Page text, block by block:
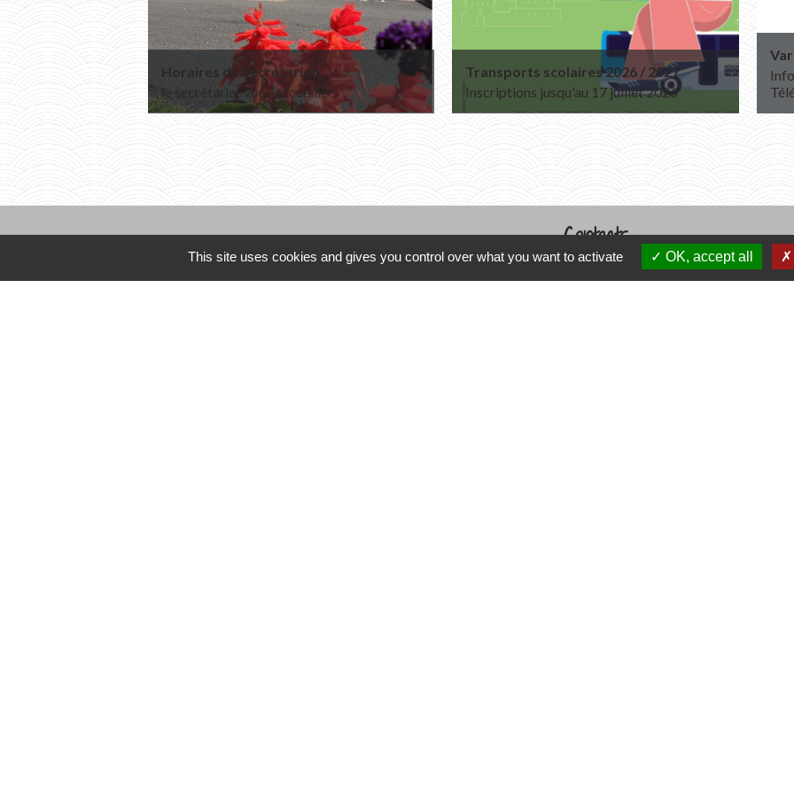
Horaires du Secrétariat
le secrétariat vous accueille
Transports scolaires 2026 / 2027
Inscriptions jusqu'au 17 juillet 2026
Contacts
Commune de Varennes
This site uses cookies and gives you control over what you want to activate OK, accept all